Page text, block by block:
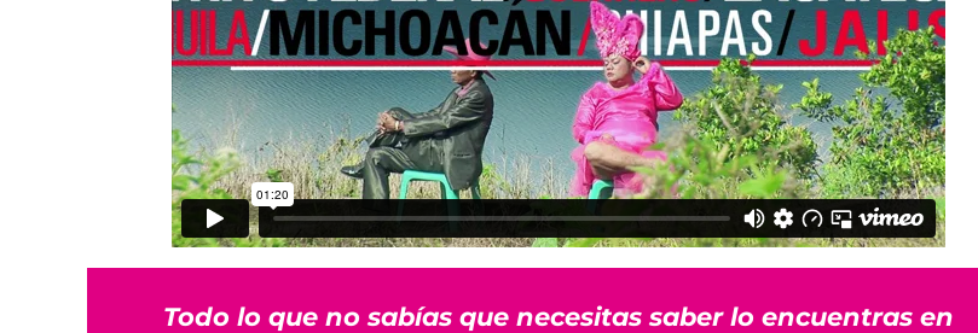
Todo lo que no sabías que necesitas saber lo encuentras en